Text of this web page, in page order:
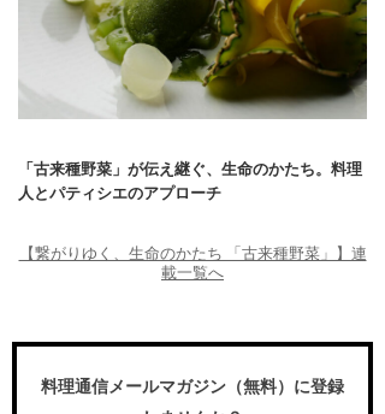
「古来種野菜」が伝え継ぐ、生命のかたち。料理
人とパティシエのアプローチ
【繋がりゆく、生命のかたち 「古来種野菜」】連
載一覧へ
料理通信メールマガジン（無料）に登録